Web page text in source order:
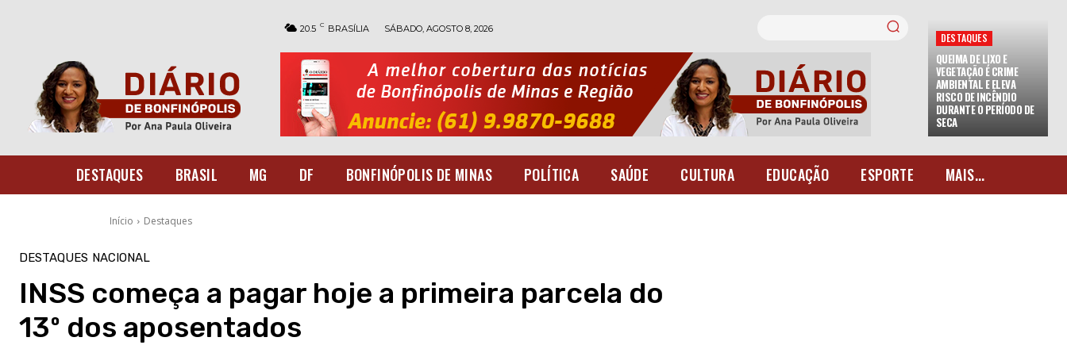
20.5 C BRASÍLIA SÁBADO, AGOSTO 8, 2026
DESTAQUES
QUEIMA DE LIXO E
VEGETAÇÃO É CRIME
AMBIENTAL E ELEVA
RISCO DE INCÊNDIO
DURANTE O PERÍODO DE
SECA
DESTAQUES BRASIL MG DF BONFINÓPOLIS DE MINAS POLÍTICA SAÚDE CULTURA EDUCAÇÃO ESPORTE MAIS...
Início Destaques
DESTAQUES NACIONAL
INSS começa a pagar hoje a primeira parcela do
13º dos aposentados